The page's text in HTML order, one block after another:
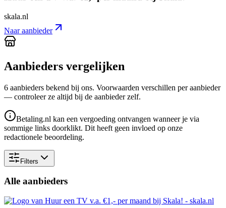
skala.nl
Naar aanbieder
Aanbieders vergelijken
6 aanbieders bekend bij ons. Voorwaarden verschillen per aanbieder
— controleer ze altijd bij de aanbieder zelf.
Betaling.nl kan een vergoeding ontvangen wanneer je via
sommige links doorklikt. Dit heeft geen invloed op onze
redactionele beoordeling.
Filters
Alle aanbieders